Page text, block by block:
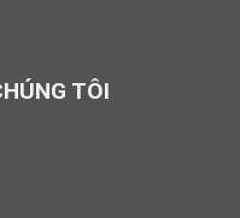
TÔI